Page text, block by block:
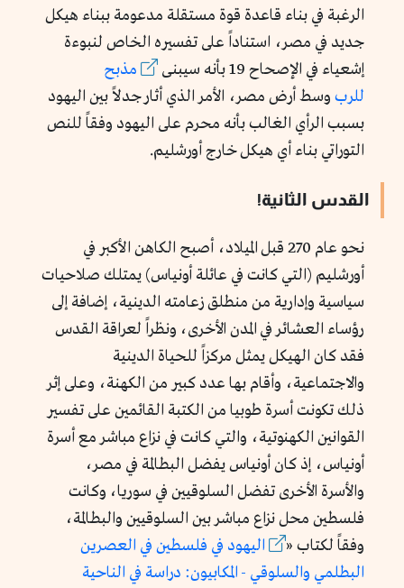
الرغبة في بناء قاعدة قوة مستقلة مدعومة ببناء هيكل
جديد في مصر، استناداً على تفسيره الخاص لنبوءة
إشعياء في الإصحاح 19 بأنه سيبنى
مذبح
للرب وسط أرض مصر، الأمر الذي أثار جدلاً بين اليهود
بسبب الرأي الغالب بأنه محرم على اليهود وفقاً للنص
التوراتي بناء أي هيكل خارج أورشليم.
القدس الثانية!
نحو عام 270 قبل الميلاد، أصبح الكاهن الأكبر في
أورشليم (التي كانت في عائلة أونياس) يمتلك صلاحيات
سياسية وإدارية من منطلق زعامته الدينية، إضافة إلى
رؤساء العشائر في المدن الأخرى، ونظراً لعراقة القدس
فقد كان الهيكل يمثل مركزاً للحياة الدينية
والاجتماعية، وأقام بها عدد كبير من الكهنة، وعلى إثر
ذلك تكونت أسرة طوبيا من الكتبة القائمين على تفسير
القوانين الكهنوتية، والتي كانت في نزاع مباشر مع أسرة
أونياس، إذ كان أونياس يفضل البطالمة في مصر،
والأسرة الأخرى تفضل السلوقيين في سوريا، وكانت
فلسطين محل نزاع مباشر بين السلوقيين والبطالمة،
وفقاً لكتاب «
اليهود في فلسطين في العصرين
البطلمي والسلوقي - المكابيون: دراسة في الناحية